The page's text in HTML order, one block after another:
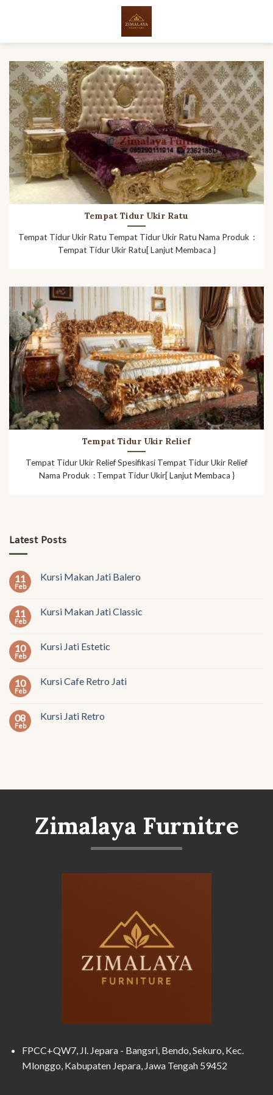
Latest Posts
11
Feb
Kursi Makan Jati Balero
11
Feb
Kursi Makan Jati Classic
10
Feb
Kursi Jati Estetic
10
Feb
Kursi Cafe Retro Jati
08
Feb
Kursi Jati Retro
Tempat Tidur Ukir Ratu
Tempat Tidur Ukir Ratu Tempat Tidur Ukir Ratu Nama Produk :
Tempat Tidur Ukir Ratu[ Lanjut Membaca }
Tempat Tidur Ukir Relief
Tempat Tidur Ukir Relief Spesifikasi Tempat Tidur Ukir Relief
Nama Produk : Tempat Tidur Ukir[ Lanjut Membaca }
Zimalaya Furnitre
FPCC+QW7, Jl. Jepara - Bangsri, Bendo, Sekuro, Kec.
Mlonggo, Kabupaten Jepara, Jawa Tengah 59452